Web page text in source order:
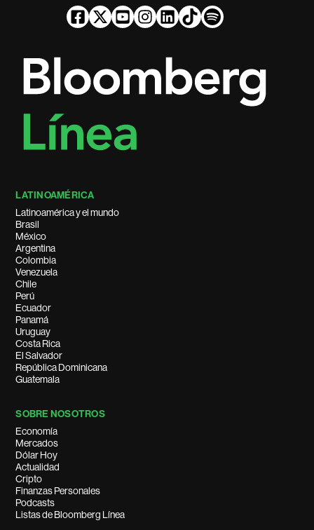
LATINOAMÉRICA
Latinoamérica y el mundo
Brasil
México
Argentina
Colombia
Venezuela
Chile
Perú
Ecuador
Panamá
Uruguay
Costa Rica
El Salvador
República Dominicana
Guatemala
SOBRE NOSOTROS
Economía
Mercados
Dólar Hoy
Actualidad
Cripto
Finanzas Personales
Podcasts
Listas de Bloomberg Línea